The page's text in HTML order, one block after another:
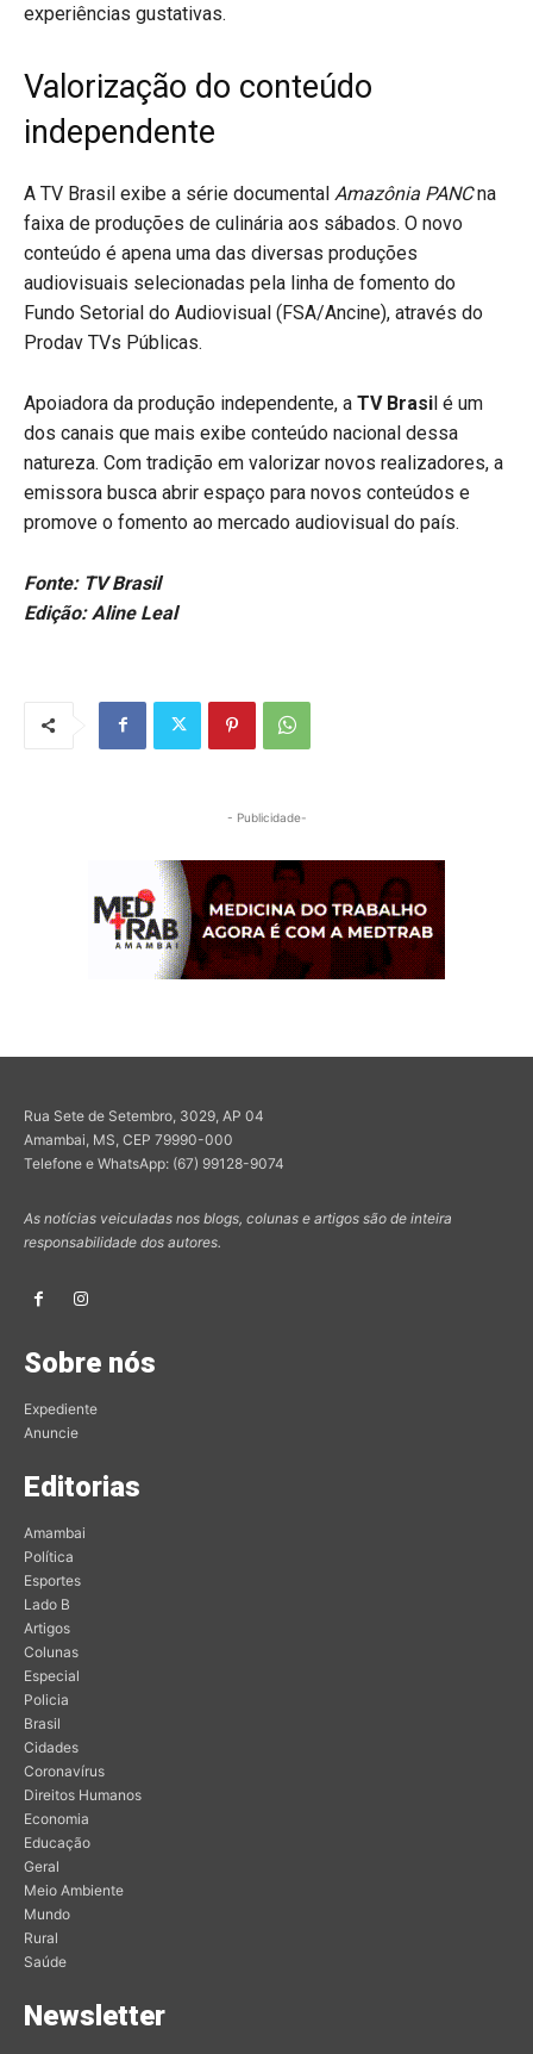
experiências gustativas.
Valorização do conteúdo
independente
A TV Brasil exibe a série documental Amazônia PANCna
faixa de produções de culinária aos sábados. O novo
conteúdo é apena uma das diversas produções
audiovisuais selecionadas pela linha de fomento do
Fundo Setorial do Audiovisual (FSA/Ancine), através do
Prodav TVs Públicas.
Apoiadora da produção independente, a TV Brasil é um
dos canais que mais exibe conteúdo nacional dessa
natureza. Com tradição em valorizar novos realizadores, a
emissora busca abrir espaço para novos conteúdos e
promove o fomento ao mercado audiovisual do país.
Fonte: TV Brasil
Edição: Aline Leal
- Publicidade-
Rua Sete de Setembro, 3029, AP 04
Amambai, MS, CEP 79990-000
Telefone e WhatsApp: (67) 99128-9074
As notícias veiculadas nos blogs, colunas e artigos são de inteira
responsabilidade dos autores.
Sobre nós
Expediente
Anuncie
Editorias
Amambai
Política
Esportes
Lado B
Artigos
Colunas
Especial
Policia
Brasil
Cidades
Coronavírus
Direitos Humanos
Economia
Educação
Geral
Meio Ambiente
Mundo
Rural
Saúde
Newsletter